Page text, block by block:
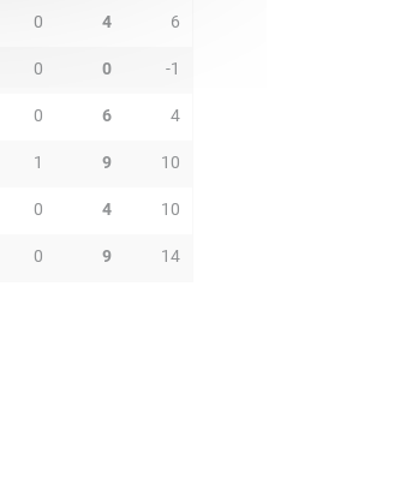
0 4 6
0 0 -1
0 6 4
1 9 10
0 4 10
0 9 14